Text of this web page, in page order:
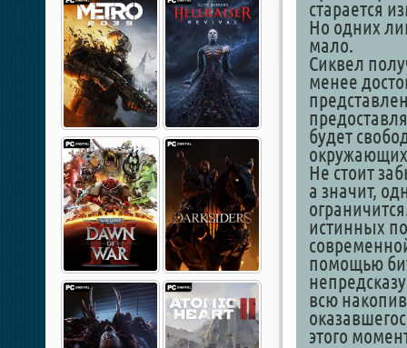
старается
Но одних
мало.
Сиквел
менее
будет
Не стоит
а значит,
истинных
помощью
всю
этого